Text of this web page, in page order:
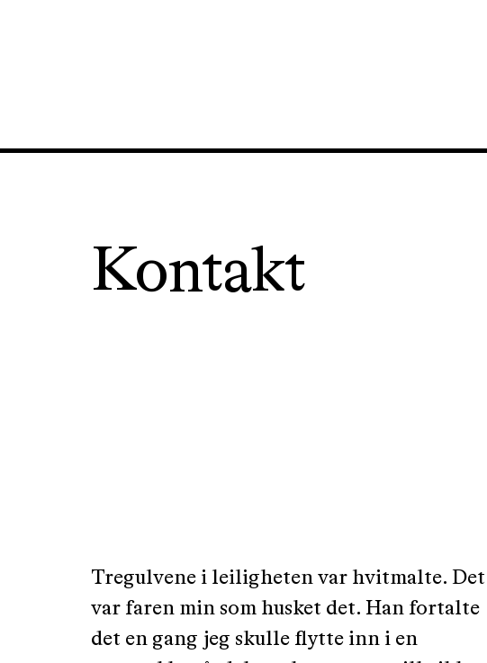
Kontakt
Tregulvene i leiligheten var hvitmalte. Det
var faren min som husket det. Han fortalte
det en gang jeg skulle flytte inn i en